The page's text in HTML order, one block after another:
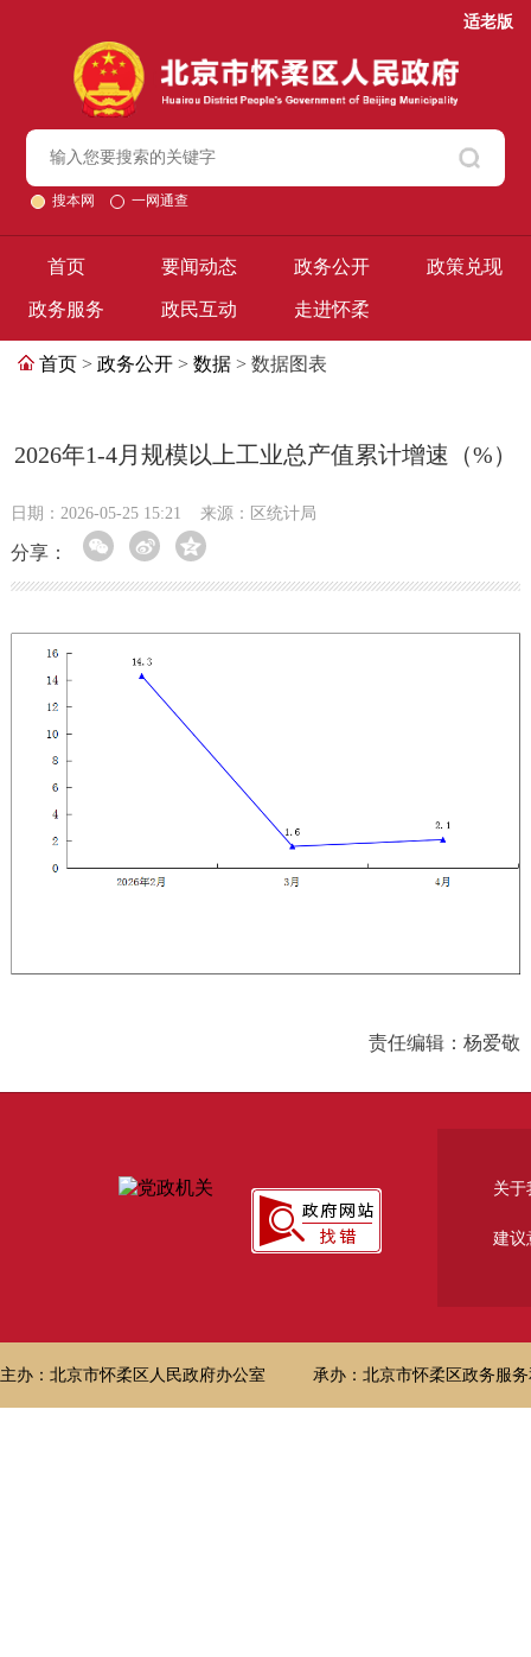
适老版
搜本网 一网通查
首页 要闻动态 政务公开 政策兑现
政务服务 政民互动 走进怀柔
首页 > 政务公开 > 数据 > 数据图表
2026年1-4月规模以上工业总产值累计增速（%）
日期：2026-05-25 15:21 来源：区统计局
分享：
责任编辑：杨爱敬
关于
建议
主办：北京市怀柔区人民政府办公室 承办：北京市怀柔区政务服